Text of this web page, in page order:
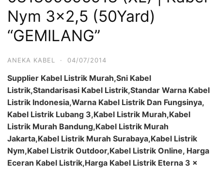
Nym 3×2,5 (50Yard)
“GEMILANG”
ANEKA KABEL · 04/07/2014
Supplier Kabel Listrik Murah,Sni Kabel
Listrik,Standarisasi Kabel Listrik,Standar Warna Kabel
Listrik Indonesia,Warna Kabel Listrik Dan Fungsinya,
Kabel Listrik Lubang 3,Kabel Listrik Murah,Kabel
Listrik Murah Bandung,Kabel Listrik Murah
Jakarta,Kabel Listrik Murah Surabaya,Kabel Listrik
Nym,Kabel Listrik Outdoor,Kabel Listrik Online, Harga
Eceran Kabel Listrik,Harga Kabel Listrik Eterna 3 x